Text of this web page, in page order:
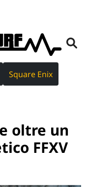
Square Enix
oltre un
FFXV